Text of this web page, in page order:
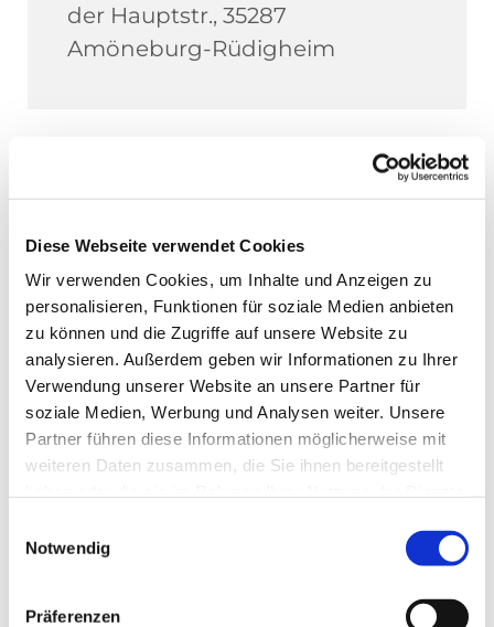
Diese Webseite verwendet Cookies
Wir verwenden Cookies, um Inhalte und Anzeigen zu
personalisieren, Funktionen für soziale Medien anbieten
zu können und die Zugriffe auf unsere Website zu
analysieren. Außerdem geben wir Informationen zu Ihrer
Verwendung unserer Website an unsere Partner für
soziale Medien, Werbung und Analysen weiter. Unsere
Partner führen diese Informationen möglicherweise mit
weiteren Daten zusammen, die Sie ihnen bereitgestellt
Notwendig
Präferenzen
der Hauptstr., 35287
Amöneburg-Rüdigheim
Dies könnte Sie auch